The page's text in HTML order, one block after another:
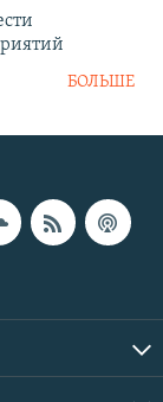
БОЛЬШЕ